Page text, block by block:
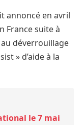
annoncé en avril
France suite à
déverrouillage
» d’aide à la
le 7 mai